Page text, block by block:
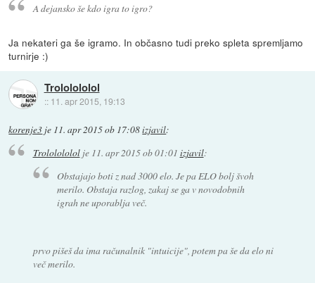
A dejansko še kdo igra to igro?
Ja nekateri ga še igramo. In občasno tudi preko spleta spremljamo
turnirje :)
Trololololol
:: 11. apr 2015, 19:13
korenje3 je 11. apr 2015 ob 17:08izjavil:
Trolololololje 11. apr 2015 ob 01:01 izjavil:
Obstajajo boti z nad 3000 elo. Je pa ELO bolj švoh
merilo. Obstaja razlog, zakaj se ga v novodobnih
igrah ne uporablja več.
prvo pišeš da ima računalnik "intuicije", potem pa še da elo ni
več merilo.